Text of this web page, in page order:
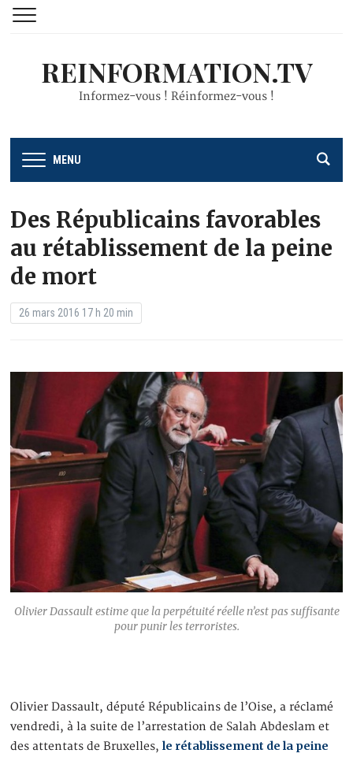
REINFORMATION.TV
Informez-vous ! Réinformez-vous !
MENU
Des Républicains favorables
au rétablissement de la peine
de mort
26 mars 2016 17 h 20 min
Olivier Dassault estime que la perpétuité réelle n’est pas suffisante
pour punir les terroristes.
Olivier Dassault, député Républicains de l’Oise, a réclamé
vendredi, à la suite de l’arrestation de Salah Abdeslam et
des attentats de Bruxelles,le rétablissement de la peine